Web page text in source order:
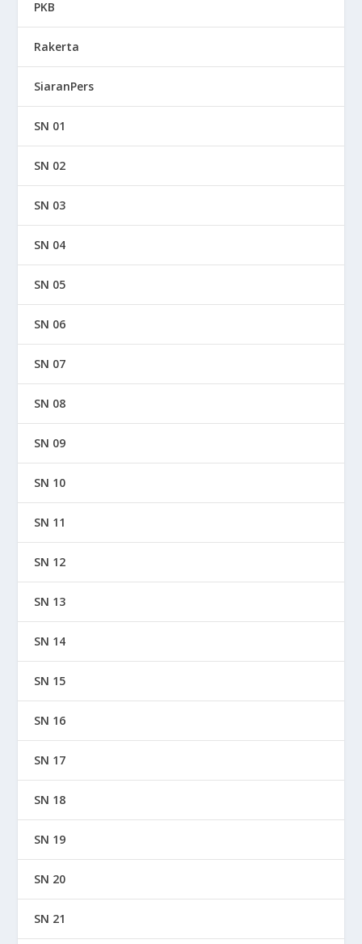
PKB
Rakerta
SiaranPers
SN 01
SN 02
SN 03
SN 04
SN 05
SN 06
SN 07
SN 08
SN 09
SN 10
SN 11
SN 12
SN 13
SN 14
SN 15
SN 16
SN 17
SN 18
SN 19
SN 20
SN 21